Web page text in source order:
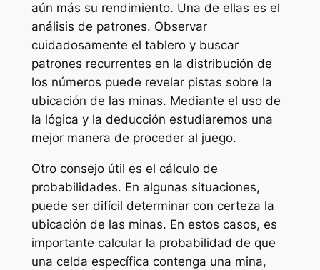
aún más su rendimiento. Una de ellas es el
análisis de patrones. Observar
cuidadosamente el tablero y buscar
patrones recurrentes en la distribución de
los números puede revelar pistas sobre la
ubicación de las minas. Mediante el uso de
la lógica y la deducción estudiaremos una
mejor manera de proceder al juego.
Otro consejo útil es el cálculo de
probabilidades. En algunas situaciones,
puede ser difícil determinar con certeza la
ubicación de las minas. En estos casos, es
importante calcular la probabilidad de que
una celda específica contenga una mina,